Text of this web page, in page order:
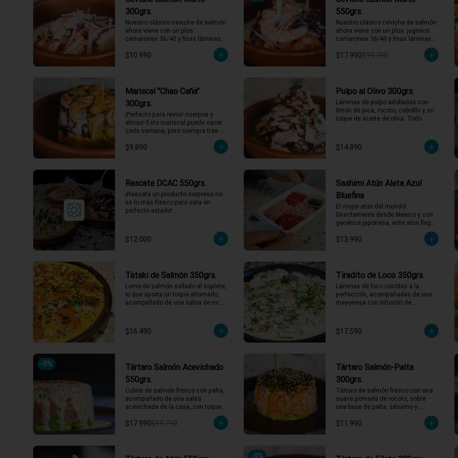
1 a 2 personas comen de este
plato!
*El peso neto corresponde al
producto en su presentación
completa, salsas o
acompañamientos incluidos.
300grs.
Nuestro clásico ceviche de salmón
ahora viene con un plus:
camarones 36/40 y finas láminas
combinación perfecta de sabores
frescos y marinos, todo bañado en
1 a 2 personas comen de este
plato!
*El peso neto corresponde al
producto en su presentación
completa, salsas o
acompañamientos incluidos.
$10.990
550grs.
Nuestro clásico ceviche de salmón
ahora viene con un plus: jugosos
camarones 36/40 y finas láminas
combinación perfecta de sabores
frescos y marinos, todo bañado en
2 a 3 personas comen de este
plato y hasta 4 picotean!
*El peso neto corresponde al
producto en su presentación
$17.990$19.790
Mariscal "Chao Caña"
300grs.
¡Perfecto para revivir cuerpos y
almas! Este mariscal puede variar
cada semana, pero siempre trae
una explosión de sabores marinos.
Los más comunes: choritos,
camarones nacionales, chochas,
que equilibra a la perfección. ¡Ideal
para dejar atrás cualquier resaca!
🌊🌶️
1 a 2 personas comen de este
plato!
producto en su presentación
completa, salsas o
$9.890
Pulpo al Olivo 300grs.
Láminas de pulpo adobadas con
limón de pica, rocoto, cebollín y un
toque de aceite de oliva. Todo
nivel. ¡Perfecto para quienes
buscan algo especial y lleno de
*El peso neto corresponde al
producto en su presentación
completa, salsas o
acompañamientos incluidos.
$14.890
Rescate DCAC 550grs.
¡Rescata un producto sorpresa no
es lo más fresco pero esta en
perfecto estado!
fecha de caducidad el mismo día o
al día siguiente.
acompañamientos incluidos.
$12.000
Sashimi Atún Aleta Azul
Bluefina
El mejor atún del mundo!
Directamente desde Mexico y con
genética japonesa, este atún llega
a ser tu nuevo favorito! 120 grs de
Sashimi, Mix de cortes
$13.990
Tataki de Salmón 350grs.
Lomo de salmón sellado al soplete,
lo que aporta un toque ahumado,
acompañado de una salsa de miel
semillas de maracuyá y sesamo
tostadas.
completa, salsas o
acompañamientos incluidos.
$16.490
Tiradito de Loco 350grs.
Láminas de loco cocidas a la
perfección, acompañadas de una
mayonesa con infusión de
de mote para un final lleno de sabor
y tradición. ¡Un platillo que no te
*El peso neto corresponde al
producto en su presentación
completa, salsas o
acompañamientos incluidos.
$17.590
-9%
Tártaro Salmón Acevichado
550grs.
Cubos de salmón fresco con palta,
acompañado de una salsa
acevichada de la casa, con toques
acompañamientos incluidos.
$17.990$19.790
Tártaro Salmón-Palta
300grs.
Tártaro de salmón fresco con una
suave pomada de rocoto, sobre
una base de palta, sésamo y
ciboulette. Todo esto, bañado en
una salsa ponzu que realza los
deliciosa! 🥑🍣✨
$11.990
-8%